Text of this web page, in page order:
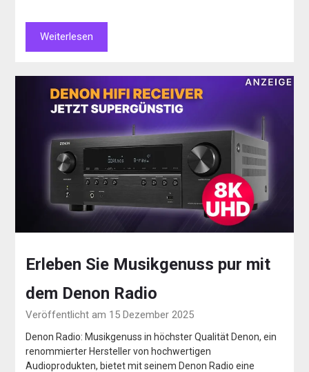
Weiterlesen
Erleben Sie Musikgenuss pur mit
dem Denon Radio
Veröffentlicht am 15 Dezember 2025
Denon Radio: Musikgenuss in höchster Qualität Denon, ein
renommierter Hersteller von hochwertigen
Audioprodukten, bietet mit seinem Denon Radio eine